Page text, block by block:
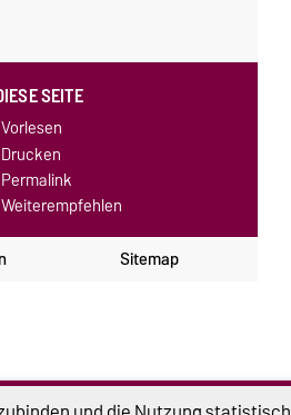
SEITE
Vorlesen
Drucken
Permalink
Weiterempfehlen
Sitemap